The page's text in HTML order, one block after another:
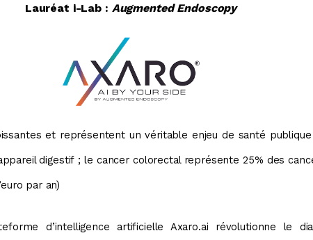
Lauréat i-Lab : Augmented Endoscopy
et représentent un véritable enjeu de santé
digestif ; le cancer colorectal représente 25% des
par an)
d’intelligence artificielle Axaro.ai révolutionne le